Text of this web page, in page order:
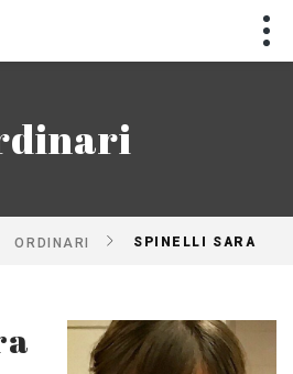
ORDINARI SPINELLI SARA